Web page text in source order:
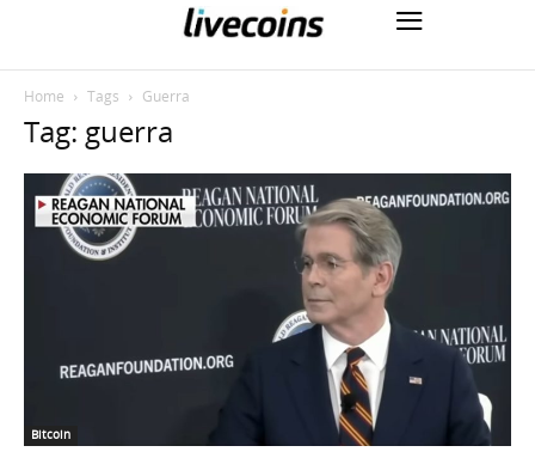
Home Tags Guerra
Tag: guerra
Bitcoin